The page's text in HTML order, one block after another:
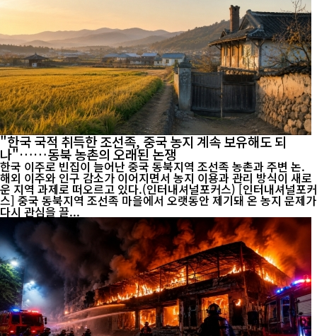
"한국 국적 취득한 조선족, 중국 농지 계속 보유해도 되
나"……동북 농촌의 오래된 논쟁
한국 이주로 빈집이 늘어난 중국 동북지역 조선족 농촌과 주변 논.
해외 이주와 인구 감소가 이어지면서 농지 이용과 관리 방식이 새로
운 지역 과제로 떠오르고 있다.(인터내셔널포커스) [인터내셔널포커
스] 중국 동북지역 조선족 마을에서 오랫동안 제기돼 온 농지 문제가
다시 관심을 끌...